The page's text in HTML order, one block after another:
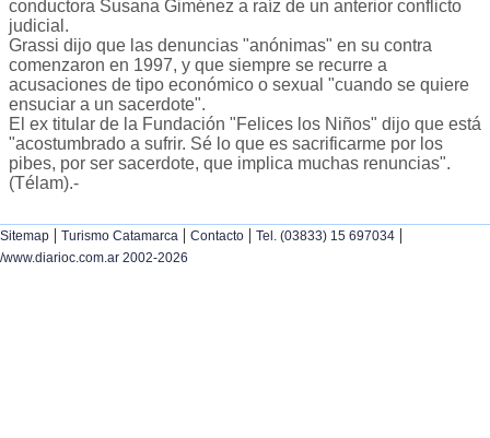
conductora Susana Giménez a raíz de un anterior conflicto
judicial.
Grassi dijo que las denuncias "anónimas" en su contra
comenzaron en 1997, y que siempre se recurre a
acusaciones de tipo económico o sexual "cuando se quiere
ensuciar a un sacerdote".
El ex titular de la Fundación "Felices los Niños" dijo que está
"acostumbrado a sufrir. Sé lo que es sacrificarme por los
pibes, por ser sacerdote, que implica muchas renuncias".
(Télam).-
Sitemap | Turismo Catamarca | Contacto | Tel. (03833) 15 697034 |
/www.diarioc.com.ar 2002-2026